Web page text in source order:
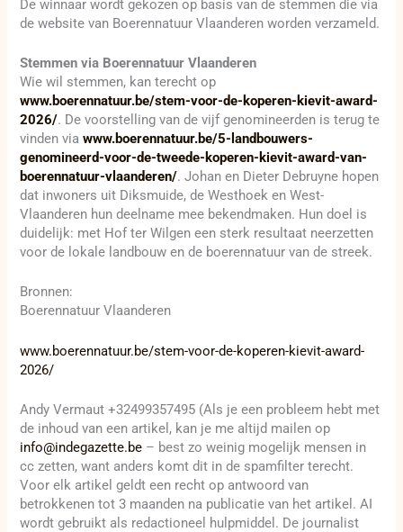
De winnaar wordt gekozen op basis van de stemmen die via
de website van Boerennatuur Vlaanderen worden verzameld.
Stemmen via Boerennatuur Vlaanderen
Wie wil stemmen, kan terecht op
www.boerennatuur.be/stem-voor-de-koperen-kievit-award-
2026/. De voorstelling van de vijf genomineerden is terug te
vinden viawww.boerennatuur.be/5-landbouwers-
genomineerd-voor-de-tweede-koperen-kievit-award-van-
boerennatuur-vlaanderen/. Johan en Dieter Debruyne hopen
dat inwoners uit Diksmuide, de Westhoek en West-
Vlaanderen hun deelname mee bekendmaken. Hun doel is
duidelijk: met Hof ter Wilgen een sterk resultaat neerzetten
voor de lokale landbouw en de boerennatuur van de streek.
Bronnen:
Boerennatuur Vlaanderen
www.boerennatuur.be/stem-voor-de-koperen-kievit-award-
2026/
Andy Vermaut +32499357495 (Als je een probleem hebt met
de inhoud van een artikel, kan je me altijd mailen op
info@indegazette.be – best zo weinig mogelijk mensen in
cc zetten, want anders komt dit in de spamfilter terecht.
Voor elk artikel geldt een recht op antwoord van
betrokkenen tot 3 maanden na publicatie van het artikel. AI
wordt gebruikt als redactioneel hulpmiddel. De journalist